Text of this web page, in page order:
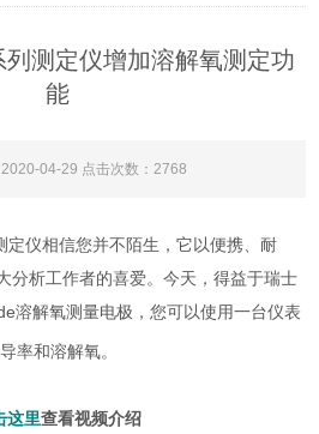
测定仪增加溶解氧测定功
能
04-29 点击次数：2768
定仪相信您并不陌生，它以便携、耐
分析工作者的喜爱。今天，得益于瑞士
溶解氧测量电极，您可以使用一台仪表
率和溶解氧。
这里查看视频介绍